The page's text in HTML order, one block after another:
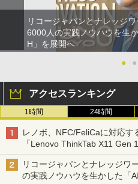
リコージャパンとナレッジ
6000人の実践ノウハウを生
H」を展開へ
●
●
アクセスランキング
1時間 24時間
レノボ、NFC/FeliCaに対応す
「Lenovo ThinkTab X11 Gen
リコージャパンとナレッジワ
の実践ノウハウを生かした「